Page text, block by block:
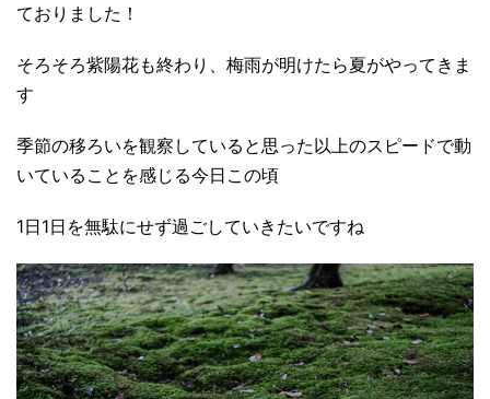
ておりました！
そろそろ紫陽花も終わり、梅雨が明けたら夏がやってきま
す
季節の移ろいを観察していると思った以上のスピードで動
いていることを感じる今日この頃
1日1日を無駄にせず過ごしていきたいですね